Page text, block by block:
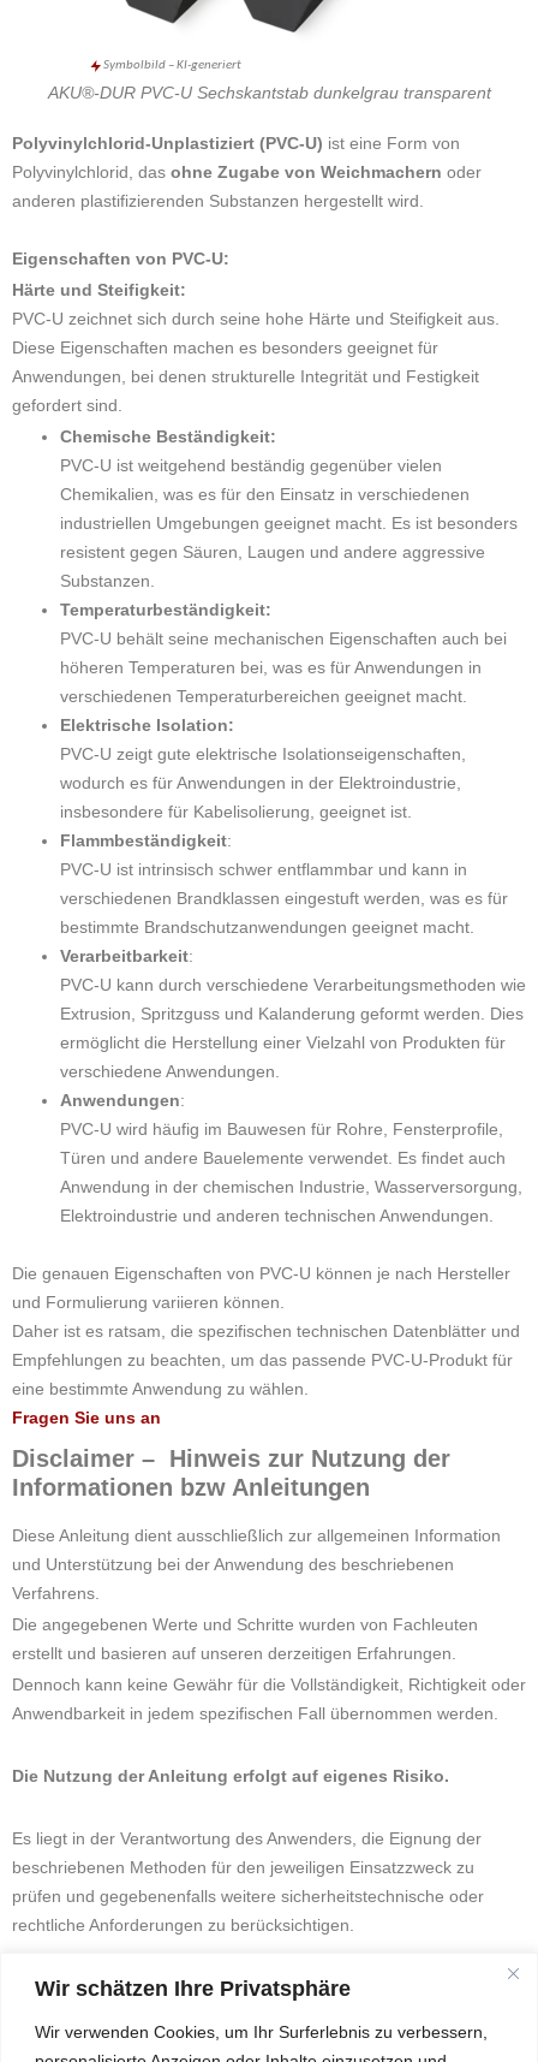
Wir schätzen Ihre Privatsphäre
Wir verwenden Cookies, um Ihr Surferlebnis zu verbessern,
Symbolbild – KI-generiert
AKU®-DUR PVC-U Sechskantstab dunkelgrau transparent
Polyvinylchlorid-Unplastiziert (PVC-U) ist eine Form von
Polyvinylchlorid, das ohne Zugabe von Weichmachern oder
anderen plastifizierenden Substanzen hergestellt wird.
Eigenschaften von PVC-U:
Härte und Steifigkeit:
PVC-U zeichnet sich durch seine hohe Härte und Steifigkeit aus.
Diese Eigenschaften machen es besonders geeignet für
Anwendungen, bei denen strukturelle Integrität und Festigkeit
gefordert sind.
Chemische Beständigkeit:
PVC-U ist weitgehend beständig gegenüber vielen
Chemikalien, was es für den Einsatz in verschiedenen
industriellen Umgebungen geeignet macht. Es ist besonders
resistent gegen Säuren, Laugen und andere aggressive
Substanzen.
Temperaturbeständigkeit:
PVC-U behält seine mechanischen Eigenschaften auch bei
höheren Temperaturen bei, was es für Anwendungen in
verschiedenen Temperaturbereichen geeignet macht.
Elektrische Isolation:
PVC-U zeigt gute elektrische Isolationseigenschaften,
wodurch es für Anwendungen in der Elektroindustrie,
insbesondere für Kabelisolierung, geeignet ist.
Flammbeständigkeit:
PVC-U ist intrinsisch schwer entflammbar und kann in
verschiedenen Brandklassen eingestuft werden, was es für
bestimmte Brandschutzanwendungen geeignet macht.
Verarbeitbarkeit:
PVC-U kann durch verschiedene Verarbeitungsmethoden wie
Extrusion, Spritzguss und Kalanderung geformt werden. Dies
ermöglicht die Herstellung einer Vielzahl von Produkten für
verschiedene Anwendungen.
Anwendungen:
PVC-U wird häufig im Bauwesen für Rohre, Fensterprofile,
Türen und andere Bauelemente verwendet. Es findet auch
Anwendung in der chemischen Industrie, Wasserversorgung,
Elektroindustrie und anderen technischen Anwendungen.
Die genauen Eigenschaften von PVC-U können je nach Hersteller
und Formulierung variieren können.
Daher ist es ratsam, die spezifischen technischen Datenblätter und
Empfehlungen zu beachten, um das passende PVC-U-Produkt für
eine bestimmte Anwendung zu wählen.
Fragen Sie uns an
Disclaimer – Hinweis zur Nutzung der
Informationen bzw Anleitungen
Diese Anleitung dient ausschließlich zur allgemeinen Information
und Unterstützung bei der Anwendung des beschriebenen
Verfahrens.
Die angegebenen Werte und Schritte wurden von Fachleuten
erstellt und basieren auf unseren derzeitigen Erfahrungen.
Dennoch kann keine Gewähr für die Vollständigkeit, Richtigkeit oder
Anwendbarkeit in jedem spezifischen Fall übernommen werden.
Die Nutzung der Anleitung erfolgt auf eigenes Risiko.
Es liegt in der Verantwortung des Anwenders, die Eignung der
beschriebenen Methoden für den jeweiligen Einsatzzweck zu
prüfen und gegebenenfalls weitere sicherheitstechnische oder
rechtliche Anforderungen zu berücksichtigen.
Eine Haftung für Schäden, die aus der Anwendung dieser